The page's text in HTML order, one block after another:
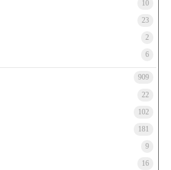
10
23
2
6
909
22
102
181
9
16